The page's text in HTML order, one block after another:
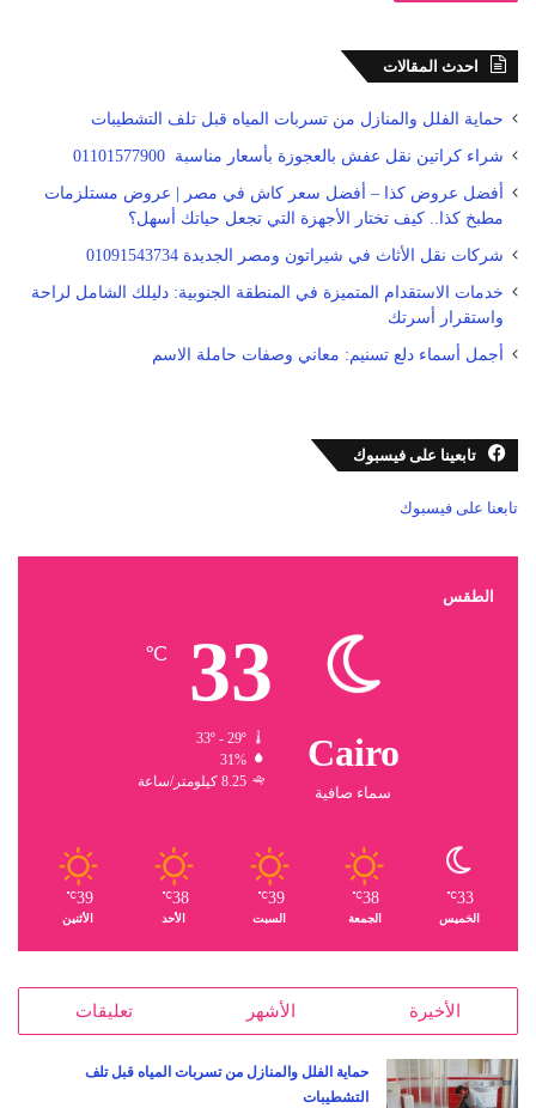
احدث المقالات
حماية الفلل والمنازل من تسربات المياه قبل تلف التشطيبات
شراء كراتين نقل عفش بالعجوزة بأسعار مناسبة 01101577900
أفضل عروض كذا – أفضل سعر كاش في مصر | عروض مستلزمات
مطبخ كذا.. كيف تختار الأجهزة التي تجعل حياتك أسهل؟
شركات نقل الأثاث في شيراتون ومصر الجديدة 01091543734
خدمات الاستقدام المتميزة في المنطقة الجنوبية: دليلك الشامل لراحة
واستقرار أسرتك
أجمل أسماء دلع تسنيم: معاني وصفات حاملة الاسم
تابعينا على فيسبوك
تابعنا على فيسبوك
الطقس
Cairo
سماء صافية
33
℃
33º - 29º
31%
8.25 كيلومتر/ساعة
33
℃
الخميس
38
℃
الجمعة
39
℃
السبت
38
℃
الأحد
39
℃
الأثنين
الأخيرة الأشهر تعليقات
حماية الفلل والمنازل من تسربات المياه قبل تلف
التشطيبات